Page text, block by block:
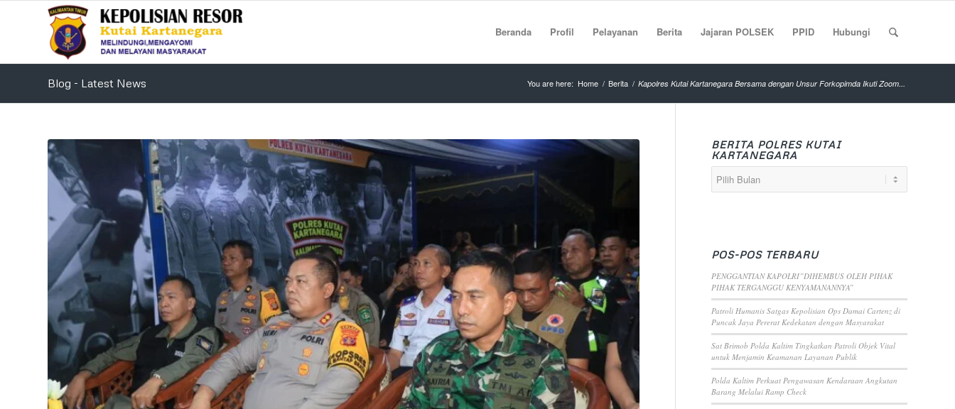
Beranda Profil Pelayanan Berita Jajaran POLSEK PPID Hubungi
Blog - Latest News You are here: Home / Berita / Kapolres Kutai Kartanegara Bersama dengan Unsur Forkopimda Ikuti Zoom...
BERITA POLRES KUTAI
KARTANEGARA
POS-POS TERBARU
PENGGANTIAN KAPOLRI”DIHEMBUS OLEH PIHAK
PIHAK TERGANGGU KENYAMANANNYA”
Patroli Humanis Satgas Kepolisian Ops Damai Cartenz di
Puncak Jaya Pererat Kedekatan dengan Masyarakat
Sat Brimob Polda Kaltim Tingkatkan Patroli Objek Vital
untuk Menjamin Keamanan Layanan Publik
Polda Kaltim Perkuat Pengawasan Kendaraan Angkutan
Barang Melalui Ramp Check